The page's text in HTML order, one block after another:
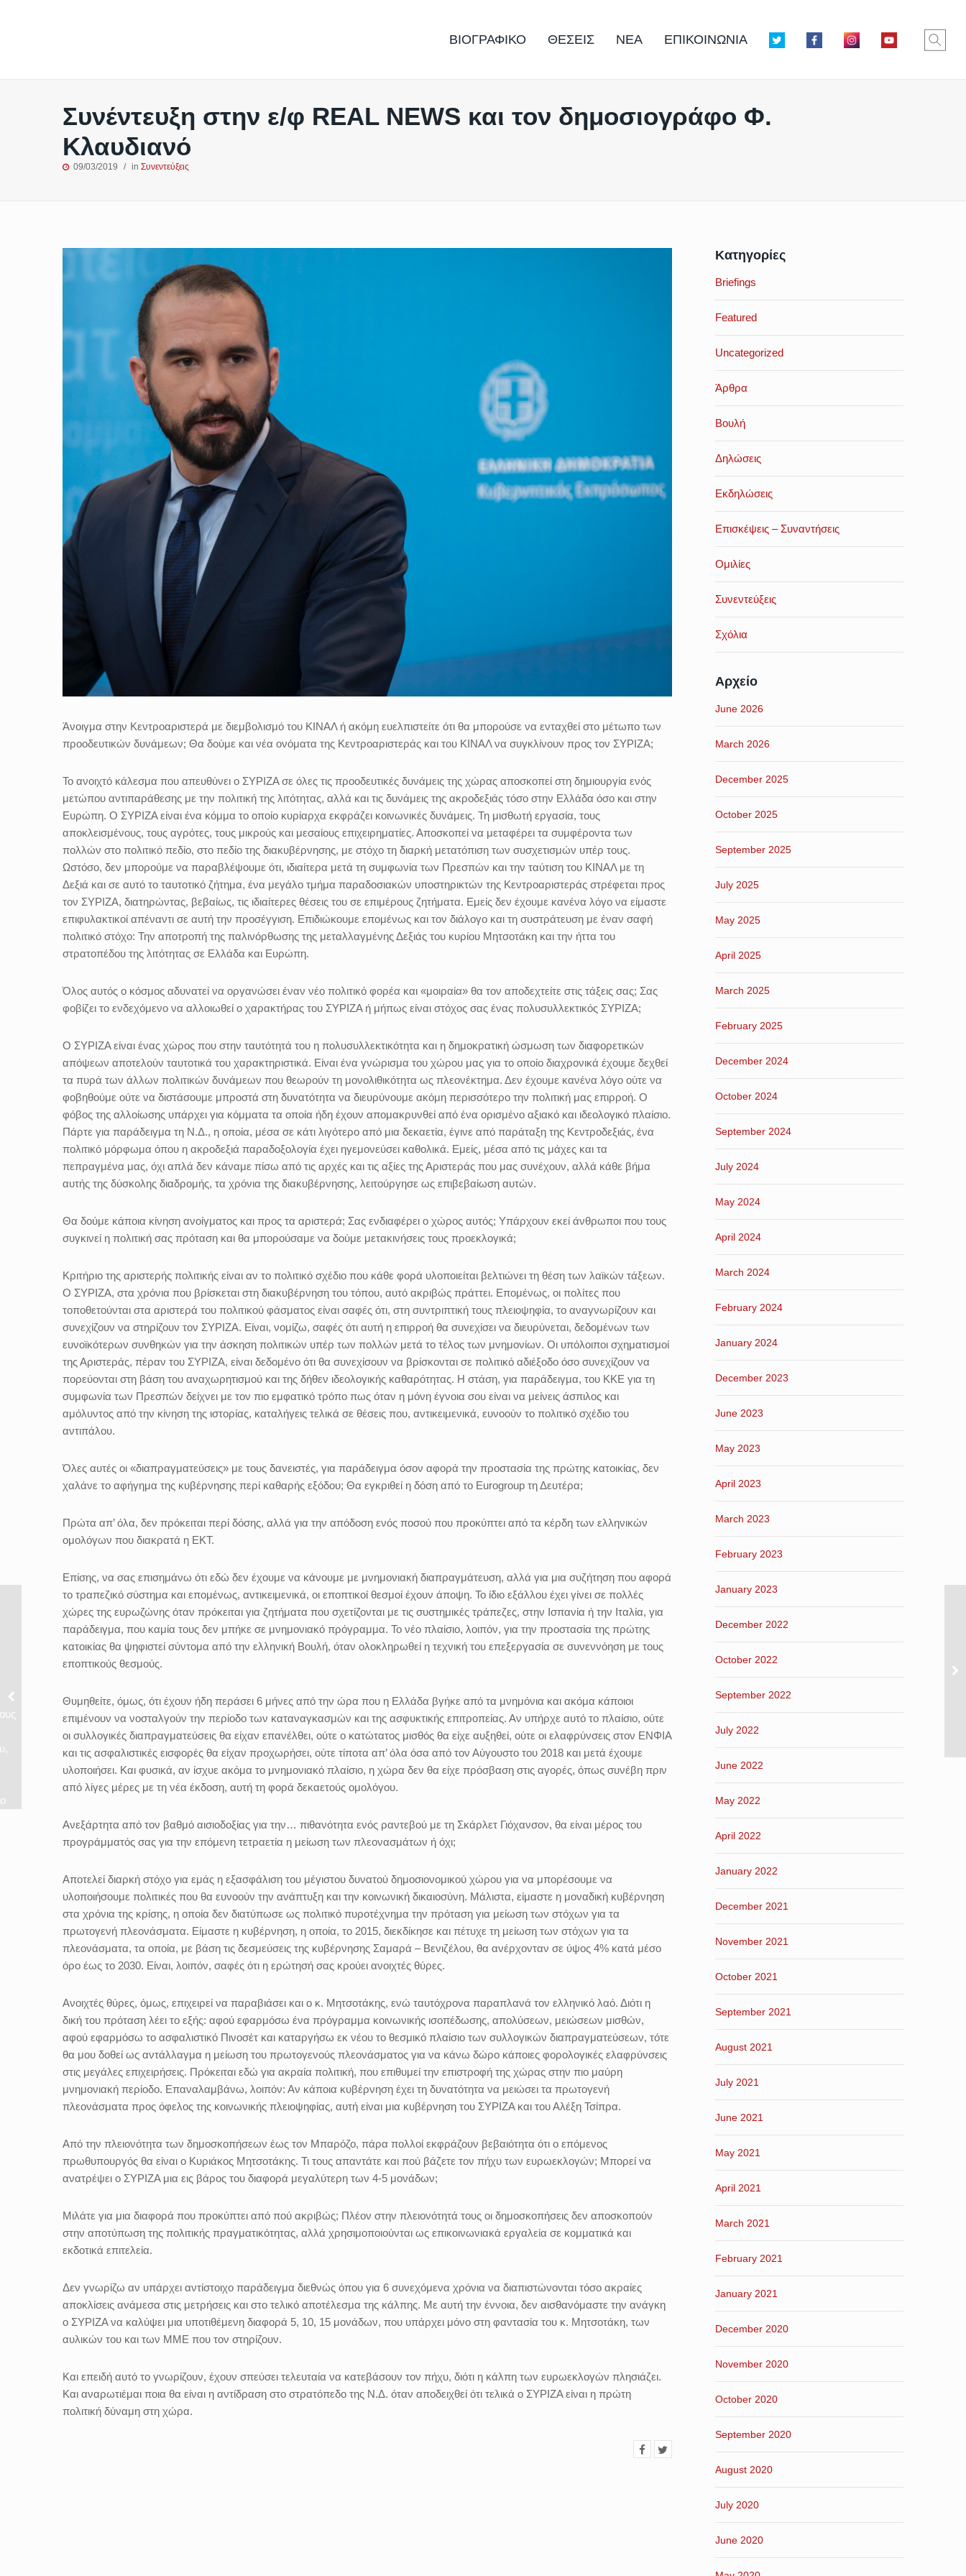
ΒΙΟΓΡΑΦΙΚΟ ΘΕΣΕΙΣ ΝΕΑ ΕΠΙΚΟΙΝΩΝΙΑ
Συνέντευξη στην ε/φ REAL NEWS και τον δημοσιογράφο Φ.
Κλαυδιανό
09/03/2019 in Συνεντεύξεις
Άνοιγμα στην Κεντροαριστερά με διεμβολισμό του ΚΙΝΑΛ ή ακόμη ευελπιστείτε ότι θα μπορούσε να ενταχθεί στο μέτωπο των
προοδευτικών δυνάμεων; Θα δούμε και νέα ονόματα της Κεντροαριστεράς και του ΚΙΝΑΛ να συγκλίνουν προς τον ΣΥΡΙΖΑ;
Το ανοιχτό κάλεσμα που απευθύνει ο ΣΥΡΙΖΑ σε όλες τις προοδευτικές δυνάμεις της χώρας αποσκοπεί στη δημιουργία ενός
μετώπου αντιπαράθεσης με την πολιτική της λιτότητας, αλλά και τις δυνάμεις της ακροδεξιάς τόσο στην Ελλάδα όσο και στην
Ευρώπη. Ο ΣΥΡΙΖΑ είναι ένα κόμμα το οποίο κυρίαρχα εκφράζει κοινωνικές δυνάμεις. Τη μισθωτή εργασία, τους
αποκλεισμένους, τους αγρότες, τους μικρούς και μεσαίους επιχειρηματίες. Αποσκοπεί να μεταφέρει τα συμφέροντα των
πολλών στο πολιτικό πεδίο, στο πεδίο της διακυβέρνησης, με στόχο τη διαρκή μετατόπιση των συσχετισμών υπέρ τους.
Ωστόσο, δεν μπορούμε να παραβλέψουμε ότι, ιδιαίτερα μετά τη συμφωνία των Πρεσπών και την ταύτιση του ΚΙΝΑΛ με τη
Δεξιά και σε αυτό το ταυτοτικό ζήτημα, ένα μεγάλο τμήμα παραδοσιακών υποστηρικτών της Κεντροαριστεράς στρέφεται προς
τον ΣΥΡΙΖΑ, διατηρώντας, βεβαίως, τις ιδιαίτερες θέσεις του σε επιμέρους ζητήματα. Εμείς δεν έχουμε κανένα λόγο να είμαστε
επιφυλακτικοί απέναντι σε αυτή την προσέγγιση. Επιδιώκουμε επομένως και τον διάλογο και τη συστράτευση με έναν σαφή
πολιτικό στόχο: Την αποτροπή της παλινόρθωσης της μεταλλαγμένης Δεξιάς του κυρίου Μητσοτάκη και την ήττα του
στρατοπέδου της λιτότητας σε Ελλάδα και Ευρώπη.
Όλος αυτός ο κόσμος αδυνατεί να οργανώσει έναν νέο πολιτικό φορέα και «μοιραία» θα τον αποδεχτείτε στις τάξεις σας; Σας
φοβίζει το ενδεχόμενο να αλλοιωθεί ο χαρακτήρας του ΣΥΡΙΖΑ ή μήπως είναι στόχος σας ένας πολυσυλλεκτικός ΣΥΡΙΖΑ;
Ο ΣΥΡΙΖΑ είναι ένας χώρος που στην ταυτότητά του η πολυσυλλεκτικότητα και η δημοκρατική ώσμωση των διαφορετικών
απόψεων αποτελούν ταυτοτικά του χαρακτηριστικά. Είναι ένα γνώρισμα του χώρου μας για το οποίο διαχρονικά έχουμε δεχθεί
τα πυρά των άλλων πολιτικών δυνάμεων που θεωρούν τη μονολιθικότητα ως πλεονέκτημα. Δεν έχουμε κανένα λόγο ούτε να
φοβηθούμε ούτε να διστάσουμε μπροστά στη δυνατότητα να διευρύνουμε ακόμη περισσότερο την πολιτική μας επιρροή. Ο
φόβος της αλλοίωσης υπάρχει για κόμματα τα οποία ήδη έχουν απομακρυνθεί από ένα ορισμένο αξιακό και ιδεολογικό πλαίσιο.
Πάρτε για παράδειγμα τη Ν.Δ., η οποία, μέσα σε κάτι λιγότερο από μια δεκαετία, έγινε από παράταξη της Κεντροδεξιάς, ένα
πολιτικό μόρφωμα όπου η ακροδεξιά παραδοξολογία έχει ηγεμονεύσει καθολικά. Εμείς, μέσα από τις μάχες και τα
πεπραγμένα μας, όχι απλά δεν κάναμε πίσω από τις αρχές και τις αξίες της Αριστεράς που μας συνέχουν, αλλά κάθε βήμα
αυτής της δύσκολης διαδρομής, τα χρόνια της διακυβέρνησης, λειτούργησε ως επιβεβαίωση αυτών.
Θα δούμε κάποια κίνηση ανοίγματος και προς τα αριστερά; Σας ενδιαφέρει ο χώρος αυτός; Υπάρχουν εκεί άνθρωποι που τους
συγκινεί η πολιτική σας πρόταση και θα μπορούσαμε να δούμε μετακινήσεις τους προεκλογικά;
Κριτήριο της αριστερής πολιτικής είναι αν το πολιτικό σχέδιο που κάθε φορά υλοποιείται βελτιώνει τη θέση των λαϊκών τάξεων.
Ο ΣΥΡΙΖΑ, στα χρόνια που βρίσκεται στη διακυβέρνηση του τόπου, αυτό ακριβώς πράττει. Επομένως, οι πολίτες που
τοποθετούνται στα αριστερά του πολιτικού φάσματος είναι σαφές ότι, στη συντριπτική τους πλειοψηφία, το αναγνωρίζουν και
συνεχίζουν να στηρίζουν τον ΣΥΡΙΖΑ. Είναι, νομίζω, σαφές ότι αυτή η επιρροή θα συνεχίσει να διευρύνεται, δεδομένων των
ευνοϊκότερων συνθηκών για την άσκηση πολιτικών υπέρ των πολλών μετά το τέλος των μνημονίων. Οι υπόλοιποι σχηματισμοί
της Αριστεράς, πέραν του ΣΥΡΙΖΑ, είναι δεδομένο ότι θα συνεχίσουν να βρίσκονται σε πολιτικό αδιέξοδο όσο συνεχίζουν να
πορεύονται στη βάση του αναχωρητισμού και της δήθεν ιδεολογικής καθαρότητας. Η στάση, για παράδειγμα, του ΚΚΕ για τη
συμφωνία των Πρεσπών δείχνει με τον πιο εμφατικό τρόπο πως όταν η μόνη έγνοια σου είναι να μείνεις άσπιλος και
αμόλυντος από την κίνηση της ιστορίας, καταλήγεις τελικά σε θέσεις που, αντικειμενικά, ευνοούν το πολιτικό σχέδιο του
αντιπάλου.
Όλες αυτές οι «διαπραγματεύσεις» με τους δανειστές, για παράδειγμα όσον αφορά την προστασία της πρώτης κατοικίας, δεν
χαλάνε το αφήγημα της κυβέρνησης περί καθαρής εξόδου; Θα εγκριθεί η δόση από το Eurogroup τη Δευτέρα;
Πρώτα απ’ όλα, δεν πρόκειται περί δόσης, αλλά για την απόδοση ενός ποσού που προκύπτει από τα κέρδη των ελληνικών
ομολόγων που διακρατά η ΕΚΤ.
Επίσης, να σας επισημάνω ότι εδώ δεν έχουμε να κάνουμε με μνημονιακή διαπραγμάτευση, αλλά για μια συζήτηση που αφορά
το τραπεζικό σύστημα και επομένως, αντικειμενικά, οι εποπτικοί θεσμοί έχουν άποψη. Το ίδιο εξάλλου έχει γίνει σε πολλές
χώρες της ευρωζώνης όταν πρόκειται για ζητήματα που σχετίζονται με τις συστημικές τράπεζες, στην Ισπανία ή την Ιταλία, για
παράδειγμα, που καμία τους δεν μπήκε σε μνημονιακό πρόγραμμα. Το νέο πλαίσιο, λοιπόν, για την προστασία της πρώτης
κατοικίας θα ψηφιστεί σύντομα από την ελληνική Βουλή, όταν ολοκληρωθεί η τεχνική του επεξεργασία σε συνεννόηση με τους
εποπτικούς θεσμούς.
Θυμηθείτε, όμως, ότι έχουν ήδη περάσει 6 μήνες από την ώρα που η Ελλάδα βγήκε από τα μνημόνια και ακόμα κάποιοι
επιμένουν να νοσταλγούν την περίοδο των καταναγκασμών και της ασφυκτικής επιτροπείας. Αν υπήρχε αυτό το πλαίσιο, ούτε
οι συλλογικές διαπραγματεύσεις θα είχαν επανέλθει, ούτε ο κατώτατος μισθός θα είχε αυξηθεί, ούτε οι ελαφρύνσεις στον ΕΝΦΙΑ
και τις ασφαλιστικές εισφορές θα είχαν προχωρήσει, ούτε τίποτα απ’ όλα όσα από τον Αύγουστο του 2018 και μετά έχουμε
υλοποιήσει. Και φυσικά, αν ίσχυε ακόμα το μνημονιακό πλαίσιο, η χώρα δεν θα είχε πρόσβαση στις αγορές, όπως συνέβη πριν
από λίγες μέρες με τη νέα έκδοση, αυτή τη φορά δεκαετούς ομολόγου.
Ανεξάρτητα από τον βαθμό αισιοδοξίας για την… πιθανότητα ενός ραντεβού με τη Σκάρλετ Γιόχανσον, θα είναι μέρος του
προγράμματός σας για την επόμενη τετραετία η μείωση των πλεονασμάτων ή όχι;
Αποτελεί διαρκή στόχο για εμάς η εξασφάλιση του μέγιστου δυνατού δημοσιονομικού χώρου για να μπορέσουμε να
υλοποιήσουμε πολιτικές που θα ευνοούν την ανάπτυξη και την κοινωνική δικαιοσύνη. Μάλιστα, είμαστε η μοναδική κυβέρνηση
στα χρόνια της κρίσης, η οποία δεν διατύπωσε ως πολιτικό πυροτέχνημα την πρόταση για μείωση των στόχων για τα
πρωτογενή πλεονάσματα. Είμαστε η κυβέρνηση, η οποία, το 2015, διεκδίκησε και πέτυχε τη μείωση των στόχων για τα
πλεονάσματα, τα οποία, με βάση τις δεσμεύσεις της κυβέρνησης Σαμαρά – Βενιζέλου, θα ανέρχονταν σε ύψος 4% κατά μέσο
όρο έως το 2030. Είναι, λοιπόν, σαφές ότι η ερώτησή σας κρούει ανοιχτές θύρες.
Ανοιχτές θύρες, όμως, επιχειρεί να παραβιάσει και ο κ. Μητσοτάκης, ενώ ταυτόχρονα παραπλανά τον ελληνικό λαό. Διότι η
δική του πρόταση λέει το εξής: αφού εφαρμόσω ένα πρόγραμμα κοινωνικής ισοπέδωσης, απολύσεων, μειώσεων μισθών,
αφού εφαρμόσω το ασφαλιστικό Πινοσέτ και καταργήσω εκ νέου το θεσμικό πλαίσιο των συλλογικών διαπραγματεύσεων, τότε
θα μου δοθεί ως αντάλλαγμα η μείωση του πρωτογενούς πλεονάσματος για να κάνω δώρο κάποιες φορολογικές ελαφρύνσεις
στις μεγάλες επιχειρήσεις. Πρόκειται εδώ για ακραία πολιτική, που επιθυμεί την επιστροφή της χώρας στην πιο μαύρη
μνημονιακή περίοδο. Επαναλαμβάνω, λοιπόν: Αν κάποια κυβέρνηση έχει τη δυνατότητα να μειώσει τα πρωτογενή
πλεονάσματα προς όφελος της κοινωνικής πλειοψηφίας, αυτή είναι μια κυβέρνηση του ΣΥΡΙΖΑ και του Αλέξη Τσίπρα.
Από την πλειονότητα των δημοσκοπήσεων έως τον Μπαρόζο, πάρα πολλοί εκφράζουν βεβαιότητα ότι ο επόμενος
πρωθυπουργός θα είναι ο Κυριάκος Μητσοτάκης. Τι τους απαντάτε και πού βάζετε τον πήχυ των ευρωεκλογών; Μπορεί να
ανατρέψει ο ΣΥΡΙΖΑ μια εις βάρος του διαφορά μεγαλύτερη των 4-5 μονάδων;
Μιλάτε για μια διαφορά που προκύπτει από πού ακριβώς; Πλέον στην πλειονότητά τους οι δημοσκοπήσεις δεν αποσκοπούν
στην αποτύπωση της πολιτικής πραγματικότητας, αλλά χρησιμοποιούνται ως επικοινωνιακά εργαλεία σε κομματικά και
εκδοτικά επιτελεία.
Δεν γνωρίζω αν υπάρχει αντίστοιχο παράδειγμα διεθνώς όπου για 6 συνεχόμενα χρόνια να διαπιστώνονται τόσο ακραίες
αποκλίσεις ανάμεσα στις μετρήσεις και στο τελικό αποτέλεσμα της κάλπης. Με αυτή την έννοια, δεν αισθανόμαστε την ανάγκη
ο ΣΥΡΙΖΑ να καλύψει μια υποτιθέμενη διαφορά 5, 10, 15 μονάδων, που υπάρχει μόνο στη φαντασία του κ. Μητσοτάκη, των
αυλικών του και των ΜΜΕ που τον στηρίζουν.
Και επειδή αυτό το γνωρίζουν, έχουν σπεύσει τελευταία να κατεβάσουν τον πήχυ, διότι η κάλπη των ευρωεκλογών πλησιάζει.
Και αναρωτιέμαι ποια θα είναι η αντίδραση στο στρατόπεδο της Ν.Δ. όταν αποδειχθεί ότι τελικά ο ΣΥΡΙΖΑ είναι η πρώτη
πολιτική δύναμη στη χώρα.
Κατηγορίες
Briefings
Featured
Uncategorized
Άρθρα
Βουλή
Δηλώσεις
Εκδηλώσεις
Επισκέψεις – Συναντήσεις
Ομιλίες
Συνεντεύξεις
Σχόλια
Αρχείο
June 2026
March 2026
December 2025
October 2025
September 2025
July 2025
May 2025
April 2025
March 2025
February 2025
December 2024
October 2024
September 2024
July 2024
May 2024
April 2024
March 2024
February 2024
January 2024
December 2023
June 2023
May 2023
April 2023
March 2023
February 2023
January 2023
December 2022
October 2022
September 2022
July 2022
June 2022
May 2022
April 2022
January 2022
December 2021
November 2021
October 2021
September 2021
August 2021
July 2021
June 2021
May 2021
April 2021
March 2021
February 2021
January 2021
December 2020
November 2020
October 2020
September 2020
August 2020
July 2020
June 2020